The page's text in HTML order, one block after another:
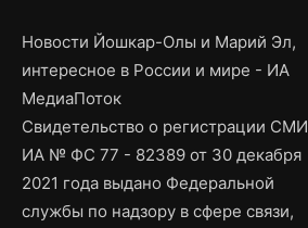
Новости Йошкар-Олы и Марий Эл,
интересное в России и мире - ИА
МедиаПоток
Свидетельство о регистрации СМИ
ИА № ФС 77 - 82389 от 30 декабря
2021 года выдано Федеральной
службы по надзору в сфере связи,